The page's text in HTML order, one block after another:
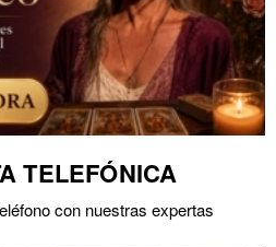
TELEFÓNICA
con nuestras expertas